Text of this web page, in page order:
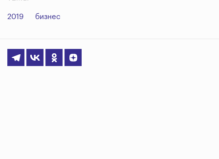
2019 бизнес